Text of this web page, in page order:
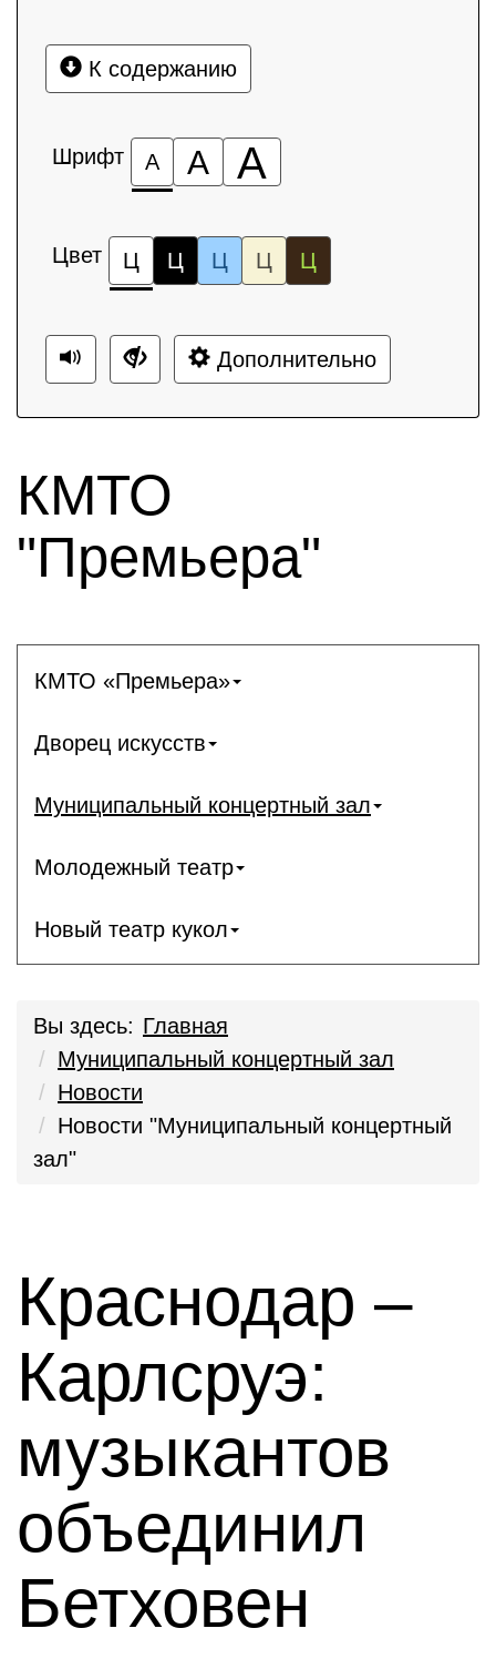
К содержанию
Шрифт А А А
Цвет Ц Ц Ц Ц Ц
Дополнительно
КМТО
"Премьера"
КМТО «Премьера»
Дворец искусств
Муниципальный концертный зал
Молодежный театр
Новый театр кукол
Вы здесь: Главная
Муниципальный концертный зал
Новости
Новости "Муниципальный концертный
зал"
Краснодар –
Карлсруэ:
музыкантов
объединил
Бетховен